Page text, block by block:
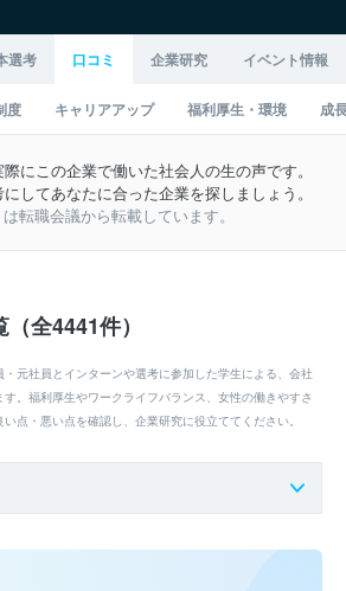
選考 口コミ 企業研究 イベント情報
度 キャリアアップ 福利厚生・環境 成
にこの企業で働いた社会人の生の声です。
してあなたに合った企業を探しましょう。
転職会議から転載しています。
全4441件）
元社員とインターンや選考に参加した学生による、会社
。福利厚生やワークライフバランス、女性の働きやすさ
点・悪い点を確認し、企業研究に役立ててください。